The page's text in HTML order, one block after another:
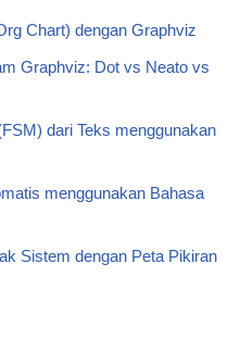
Chart) dengan Graphviz
Graphviz: Dot vs Neato vs
dari Teks menggunakan
menggunakan Bahasa
Sistem dengan Peta Pikiran